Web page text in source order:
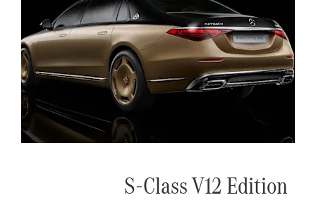
S-Class V12 Edition